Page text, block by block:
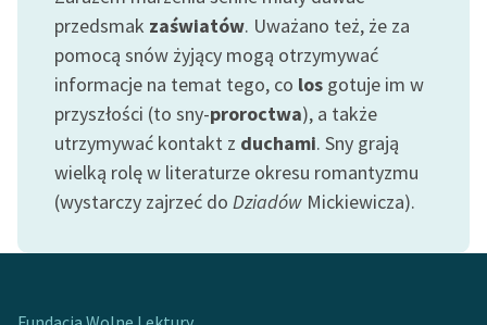
Feministyczne inspiracje.
Popularyzacja
skandynawskiej literatury
feministycznej
Ręce pełne poezji
Kolekcje edukacyjne
twórców przechodzących
lektur szkolnych oraz
przedsmak zaświatów. Uważano też, że za
pomocą snów żyjący mogą otrzymywać
informacje na temat tego, co los gotuje im w
przyszłości (to sny-proroctwa), a także
utrzymywać kontakt z duchami. Sny grają
wielką rolę w literaturze okresu romantyzmu
(wystarczy zajrzeć do Dziadów Mickiewicza).